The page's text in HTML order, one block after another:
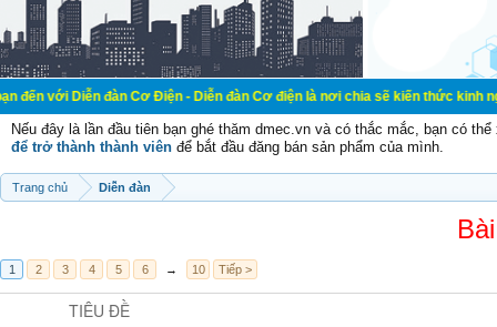
đàn Cơ Điện - Diễn đàn Cơ điện là nơi chia sẽ kiến thức kinh nghiệm
Nếu đây là lần đầu tiên bạn ghé thăm dmec.vn và có thắc mắc, bạn có
để trở thành thành viên để bắt đầu đăng bán sản phẩm của mình.
Trang chủ Diễn đàn
1 2 3 4 5 6 → 10 Tiếp >
TIÊU ĐỀ